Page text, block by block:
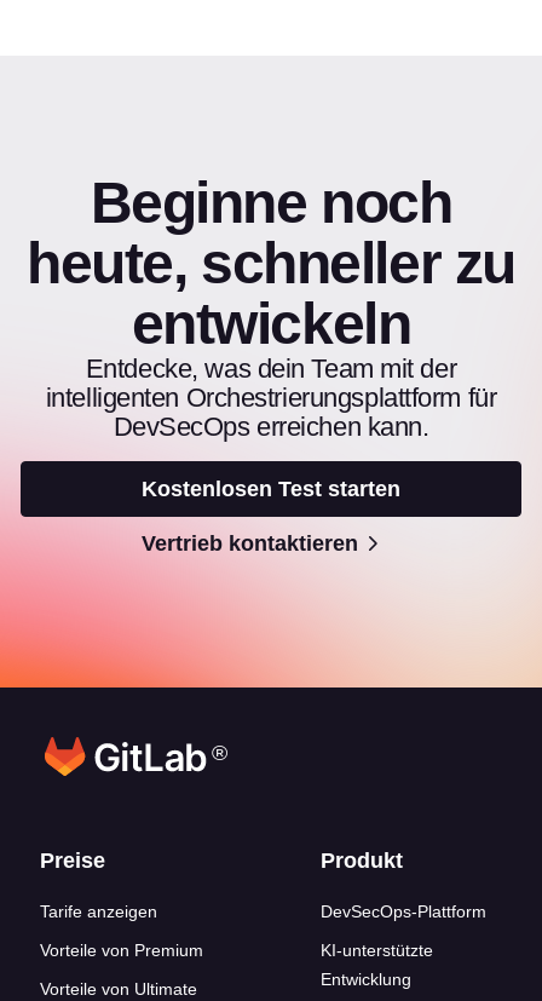
Beginne noch
heute, schneller zu
entwickeln
Entdecke, was dein Team mit der
intelligenten Orchestrierungsplattform für
DevSecOps erreichen kann.
Kostenlosen Test starten
Vertrieb kontaktieren
®
Footer-Links
Preise
Tarife anzeigen
Vorteile von Premium
Vorteile von Ultimate
Produkt
DevSecOps-Plattform
KI-unterstützte
Entwicklung